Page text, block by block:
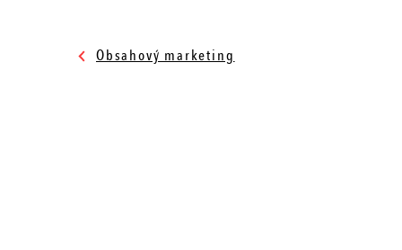
Obsahový marketing